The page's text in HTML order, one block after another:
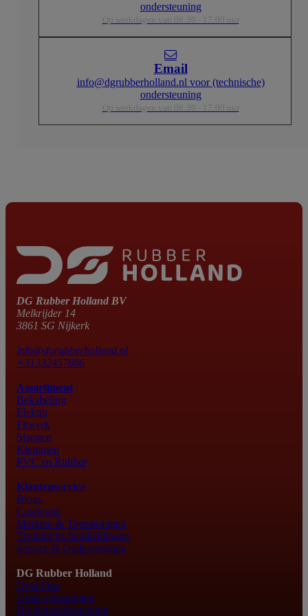
ondersteuning
Op werkdagen van 08:30 - 17:00 uur
Email
info@dgrubberholland.nl voor (technische)
ondersteuning
Op werkdagen van 08:30 - 17:00 uur
DG Rubber Holland BV
Melkrijder 14
3861 SG Nijkerk
info@dgrubberholland.nl
+31332457886
Assortiment
Bekabeling
Elektra
Fitwerk
Slangen
Klemmen
PVC en Rubber
Klantenservice
Blogs
Catalogus
Markten & Toepassingen
Technische handleidingen
Service & Ondersteuning
DG Rubber Holland
Over Ons
Onze oplossingen
Dochteronderneming